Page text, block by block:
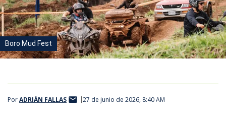
Boro Mud Fest
PorADRIÁN FALLAS 27 de junio de 2026, 8:40 AM